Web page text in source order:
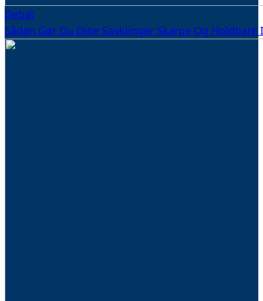
Debat
Sådan Gør Du Dine Savklinger Skarpe Og Holdbare